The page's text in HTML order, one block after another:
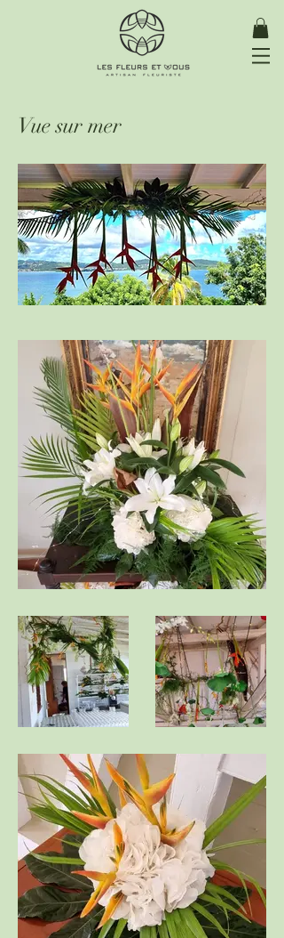
Vue sur mer